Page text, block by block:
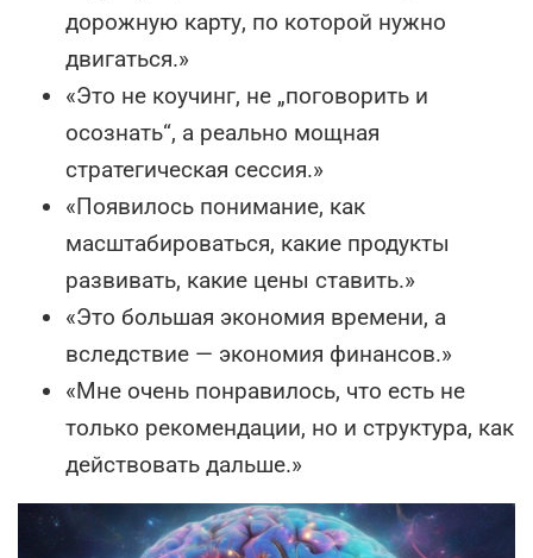
дорожную карту, по которой нужно
двигаться.»
«Это не коучинг, не „поговорить и
осознать“, а реально мощная
стратегическая сессия.»
«Появилось понимание, как
масштабироваться, какие продукты
развивать, какие цены ставить.»
«Это большая экономия времени, а
вследствие — экономия финансов.»
«Мне очень понравилось, что есть не
только рекомендации, но и структура, как
действовать дальше.»